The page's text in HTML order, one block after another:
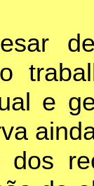
e
dos